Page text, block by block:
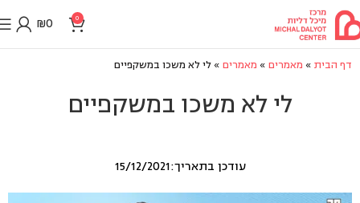
0
₪0
דף הבית » מאמרים » מאמרים »לי לא משכו במשקפיים
לי לא משכו במשקפיים
עודכן בתאריך:15/12/2021